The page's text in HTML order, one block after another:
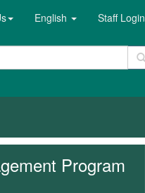
English Staff Login
Program